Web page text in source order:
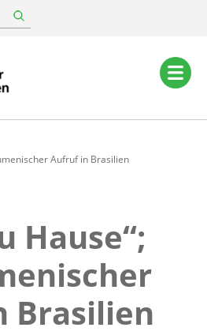
Aufruf in Brasilien
Hause“;
Brasilien